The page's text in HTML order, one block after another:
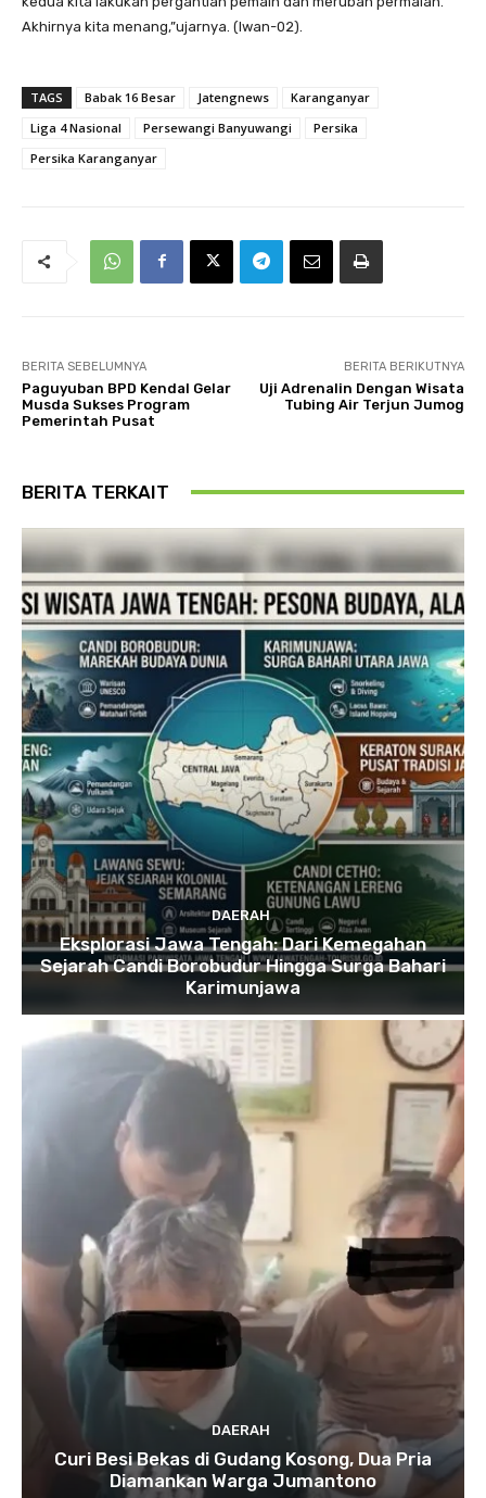
Akhirnya kita menang,”ujarnya. (Iwan-02).
TAGS Babak 16 Besar Jatengnews
Karanganyar
Liga 4 Nasional
Persewangi Banyuwangi
Persika
Persika Karanganyar
BERITA SEBELUMNYA
Paguyuban BPD Kendal Gelar
Musda Sukses Program
Pemerintah Pusat
BERITA BERIKUTNYA
Uji Adrenalin Dengan Wisata
Tubing Air Terjun Jumog
BERITA TERKAIT
DAERAH
Eksplorasi Jawa Tengah: Dari Kemegahan
Sejarah Candi Borobudur Hingga Surga Bahari
Karimunjawa
DAERAH
Curi Besi Bekas di Gudang Kosong, Dua Pria
Diamankan Warga Jumantono